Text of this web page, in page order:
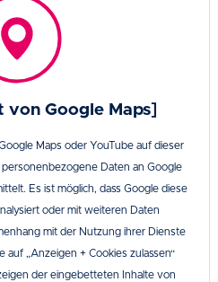
von Google Maps]
Maps oder YouTube auf dieser
Daten an Google
Es ist möglich, dass Google diese
oder mit weiteren Daten
mit der Nutzung ihrer Dienste
auf „Anzeigen + Cookies zulassen“
der eingebetteten Inhalte von